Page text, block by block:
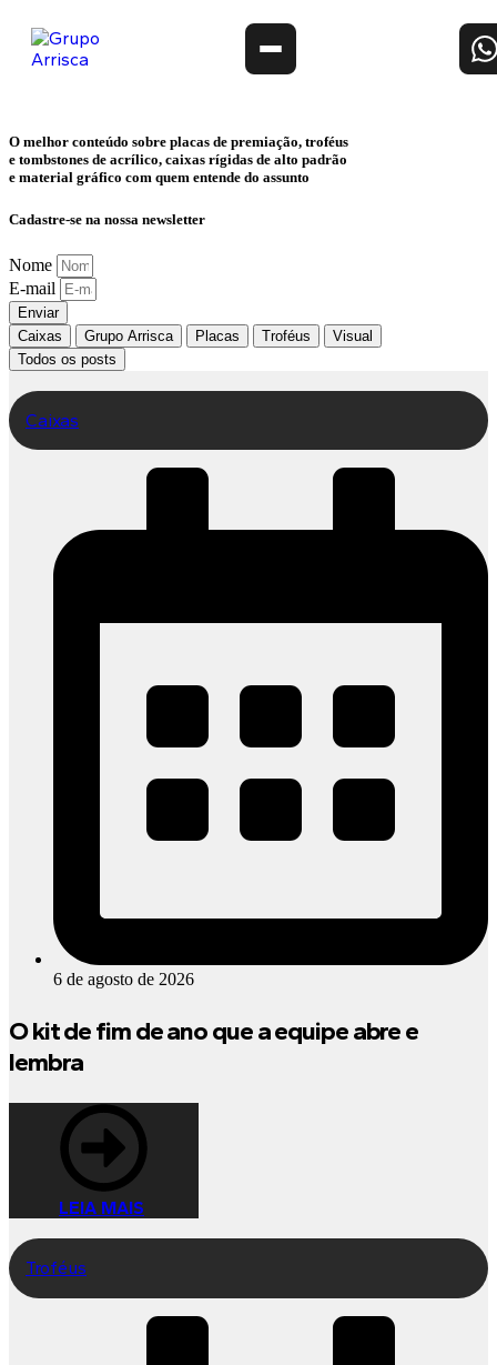
O melhor conteúdo sobre placas de premiação, troféus
e tombstones de acrílico, caixas rígidas de alto padrão
e material gráfico com quem entende do assunto
Cadastre-se na nossa newsletter
Nome
E-mail
Enviar
Caixas
Grupo Arrisca Placas Troféus
Visual
Todos os posts
Caixas
6 de agosto de 2026
O kit de fim de ano que a equipe abre e
lembra
LEIA MAIS
Troféus